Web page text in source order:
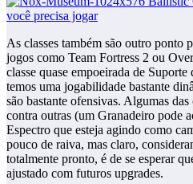
As classes também são outro ponto
jogos como Team Fortress 2 ou
classe quase empoeirada de
temos uma jogabilidade bastante
são bastante ofensivas. Algumas das
contra outras (um Granadeiro pode
Espectro que esteja agindo como
pouco de raiva, mas claro,
totalmente pronto, é de se esperar
ajustado com futuros upgrades.